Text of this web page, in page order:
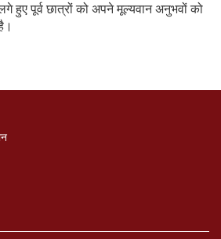
हुए पूर्व छात्रों को अपने मूल्यवान अनुभवों को